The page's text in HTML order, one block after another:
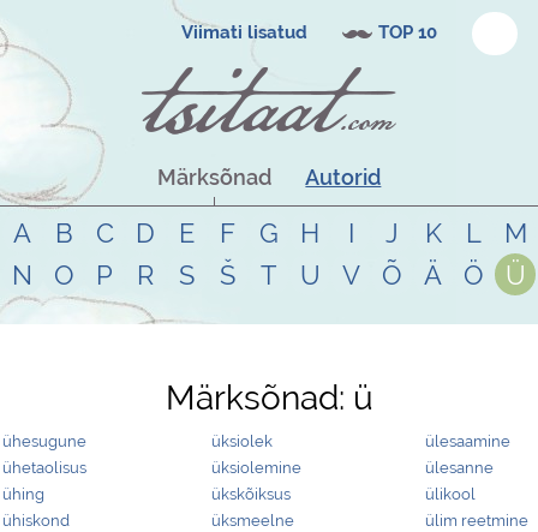
Viimati lisatud TOP 10
Märksõnad Autorid
A B C D E F G H I J K L
M
N
O P R S Š T U V Õ Ä Ö Ü
Märksõnad: ü
ühesugune
ühetaolisus
ühing
ühiskond
üksiolek
üksiolemine
ükskõiksus
üksmeelne
ülesaamine
ülesanne
ülikool
ülim reetmine